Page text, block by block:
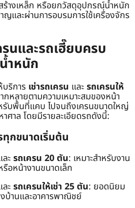
ร้างเหล็ก หรือยกวัสดุอุปกรณ์น้ำหนัก
ญและผ่านการอบรมการใช้เครื่องจักร
รนและรถเฮี๊ยบครบ
ำหนัก
บริการ เช่ารถเครน และรถเครนให้
กหลายตามความเหมาะสมของหน้า
รับพื้นที่แคบ ไปจนถึงเครนขนาดใหญ่
ศาล โดยมีรายละเอียดรถดังนี้:
กขนาดเริ่มต้น
ละรถเครน 20 ตัน: เหมาะสำหรับงาน
รือหน้างานขนาดเล็ก
ละรถเครนให้เช่า 25 ตัน: ยอดนิยม
บ้านและอาคารพาณิชย์